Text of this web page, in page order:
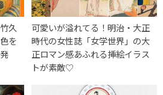
久
を
可愛いが溢れてる！明治・大正
時代の女性誌「女学世界」の大
正ロマン感あふれる挿絵イラス
トが素敵♡